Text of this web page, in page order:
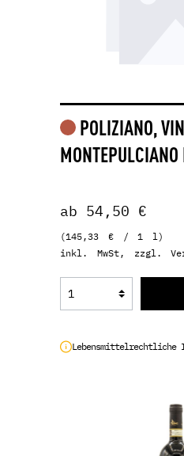
POLIZIANO,
ab 54,50 €
(145,33 € / 1 l)
inkl. MwSt, zzgl.
Lebensmittelrechtliche